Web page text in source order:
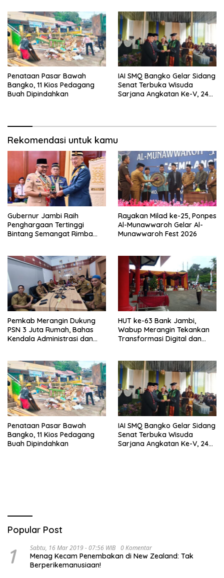
Penataan Pasar Bawah
Bangko, 11 Kios Pedagang
Buah Dipindahkan
IAI SMQ Bangko Gelar Sidang
Senat Terbuka Wisuda
Sarjana Angkatan Ke-V, 243
Rekomendasi untuk kamu
Gubernur Jambi Raih
Penghargaan Tertinggi
Bintang Semangat Rimba
Rayakan Milad ke-25, Ponpes
Al-Munawwaroh Gelar Al-
Munawwaroh Fest 2026
Pemkab Merangin Dukung
PSN 3 Juta Rumah, Bahas
Kendala Administrasi dan
HUT ke-63 Bank Jambi,
Wabup Merangin Tekankan
Transformasi Digital dan
Penataan Pasar Bawah
Bangko, 11 Kios Pedagang
Buah Dipindahkan
IAI SMQ Bangko Gelar Sidang
Senat Terbuka Wisuda
Sarjana Angkatan Ke-V, 243
Popular Post
1 Sabtu, 16 Mar 2019 - 07:56 WIB 0 Komentar
Menag Kecam Penembakan di New Zealand: Tak
Berperikemanusiaan!